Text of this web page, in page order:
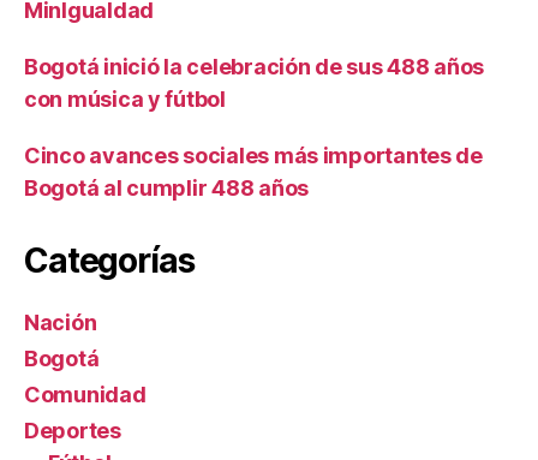
MinIgualdad
Bogotá inició la celebración de sus 488 años
con música y fútbol
Cinco avances sociales más importantes de
Bogotá al cumplir 488 años
Categorías
Nación
Bogotá
Comunidad
Deportes